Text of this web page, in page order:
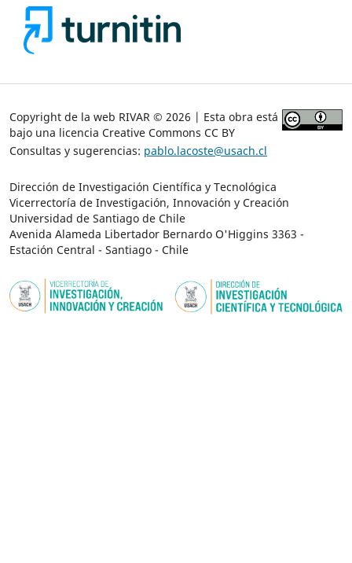
Copyright de la web RIVAR © 2026 | Esta obra está
bajo una licencia Creative Commons CC BY
Consultas y sugerencias: pablo.lacoste@usach.cl
Dirección de Investigación Científica y Tecnológica
Vicerrectoría de Investigación, Innovación y Creación
Universidad de Santiago de Chile
Avenida Alameda Libertador Bernardo O'Higgins 3363 -
Estación Central - Santiago - Chile